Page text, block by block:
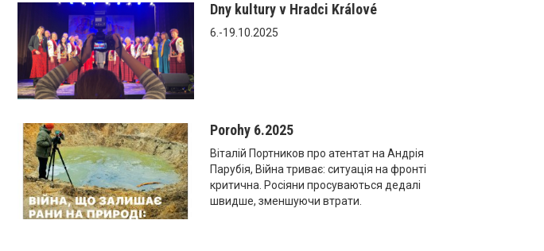
Dny kultury v Hradci Králové
6.-19.10.2025
Porohy 6.2025
Віталій Портников про атентат на Андрія
Парубія, Війна триває: ситуація на фронті
критична. Росіяни просуваються дедалі
швидше, зменшуючи втрати.